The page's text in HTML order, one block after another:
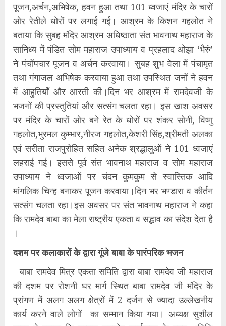
पूजन,अर्चन,अभिषेक, हवन हुआ तथा 101 ध्वजाएं मंदिर के चारों
ओर रेतीले धोरों पर लगाई गई। आश्रम के किशन गहलोत ने
बताया कि सुबह मंदिर आश्रम अधिष्ठाता संत भावनाथ महाराज के
सानिध्य में पंडित सोम महाराज उपाध्याय व प्रहलाद ओझा ‘भैरुं’
ने पंचोंपचार पूजन व अर्चन करवाया। सुबह शुभ वेला में पंचामृत
तथा गंगाजल अभिषेक करवाया हुआ तथा उपस्थित जनों ने हवन
में आहुतियाँ और आरती की।दिन भर आश्रम में रामदेवजी के
भजनों की प्रस्तुतियां और सत्संग चलता रहा। इस खाश अवसर
पर मंदिर के चारों ओर बने रेत के धोरों पर शंकर सोनी, विष्णु
गहलोत,भुरमल कुम्भार,नीरज गहलोत,केशरी सिंह,श्रीमती अलका
एवं सरीता राजपुरोहित सहित अनेक श्रद्धालुओं ने 101 ध्वजाएं
लहराई गई। इससे पूर्व संत भावनाथ महाराज व सोम महाराज
उपाध्याय ने ध्वजाओं पर चंदन कुमकुम से स्वास्तिक आदि
मांगलिक चिन्ह बनाकर पूजन करवाया।दिन भर भण्डारा व कीर्तन
सत्संग चलता रहा।इस अवसर पर संत भावनाथ महाराज ने कहा
कि रामदेव बाबा का मेला राष्ट्रीय एकता व सद्भाव का संदेश देता है
।
दशम पर कलाकारों के द्वारा गूंजे बाबा के पारंपरिक भजन
बाबा रामदेव मित्र एकता समिति द्वारा बाबा रामदेव जी महाराज
की दशम पर रोशनी घर मार्ग स्थित बाबा रामदेव जी मंदिर के
प्रांगण में अलग-अलग क्षेत्रों में 2 दर्जन से ज्यादा उल्लेखनीय
कार्य करने वाले लोगों का सम्मान किया गया। अध्यक्ष सुशील